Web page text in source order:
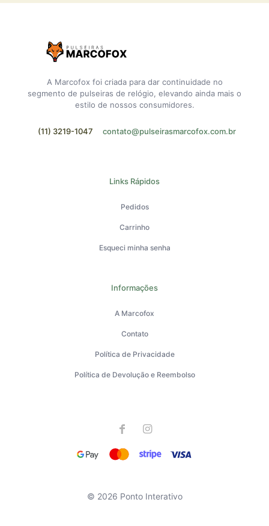
A Marcofox foi criada para dar continuidade no
segmento de pulseiras de relógio, elevando ainda mais o
estilo de nossos consumidores.
(11) 3219-1047 contato@pulseirasmarcofox.com.br
Links Rápidos
Pedidos
Carrinho
Esqueci minha senha
Informações
A Marcofox
Contato
Política de Privacidade
Política de Devolução e Reembolso
© 2026 Ponto Interativo